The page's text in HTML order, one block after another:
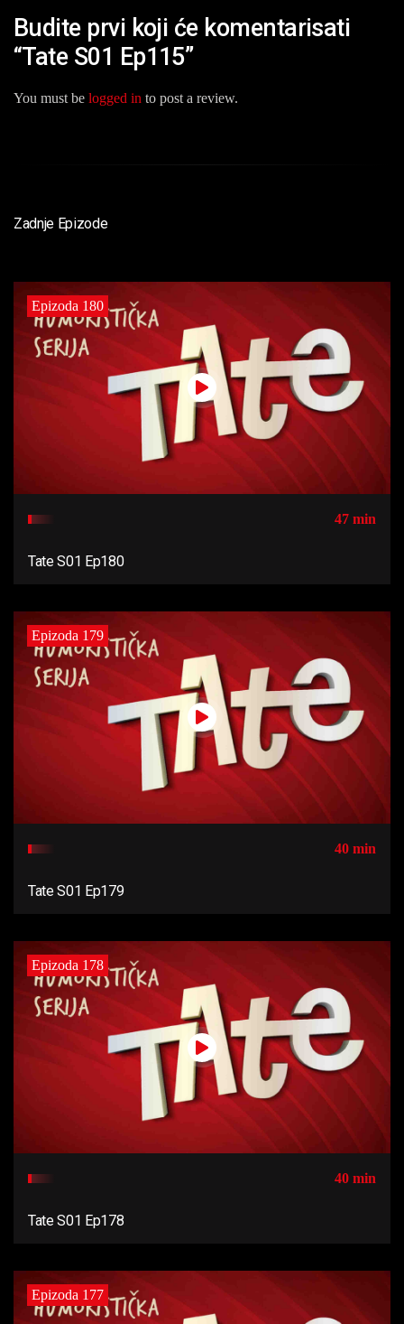
Budite prvi koji će komentarisati
“Tate S01 Ep115”
You must be logged in to post a review.
Zadnje Epizode
Epizoda 180
47 min
Tate S01 Ep180
Epizoda 179
40 min
Tate S01 Ep179
Epizoda 178
40 min
Tate S01 Ep178
Epizoda 177